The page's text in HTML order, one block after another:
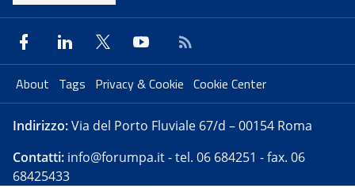
About Tags Privacy & Cookie Cookie Center
Indirizzo:Via del Porto Fluviale 67/d – 00154 Roma
Contatti: info@forumpa.it- tel. 06 684251 - fax. 06
68425433